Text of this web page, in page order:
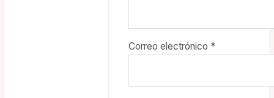
Correo electrónico *